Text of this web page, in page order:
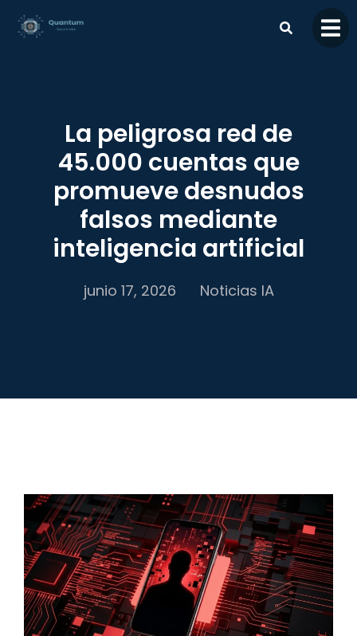
contenido
La peligrosa red de
45.000 cuentas que
promueve desnudos
falsos mediante
inteligencia artificial
junio 17, 2026 Noticias IA